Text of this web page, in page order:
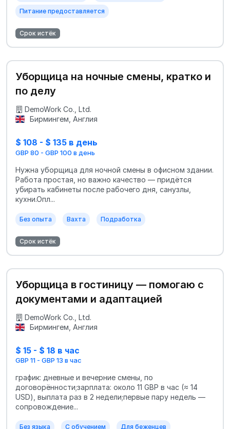
Питание предоставляется
Срок истёк
Уборщица на ночные смены, кратко и
по делу
DemoWork Co., Ltd.
Бирмингем, Англия
$ 108 - $ 135 в день
GBP 80 - GBP 100 в день
Нужна уборщица для ночной смены в офисном здании.
Работа простая, но важно качество — придётся
убирать кабинеты после рабочего дня, санузлы,
кухни.Опл...
Без опыта Вахта Подработка
Срок истёк
Уборщица в гостиницу — помогаю с
документами и адаптацией
DemoWork Co., Ltd.
Бирмингем, Англия
$ 15 - $ 18 в час
GBP 11 - GBP 13 в час
график: дневные и вечерние смены, по
договорённости;зарплата: около 11 GBP в час (≈ 14
USD), выплата раз в 2 недели;первые пару недель —
сопровождение...
Без языка С обучением Для беженцев